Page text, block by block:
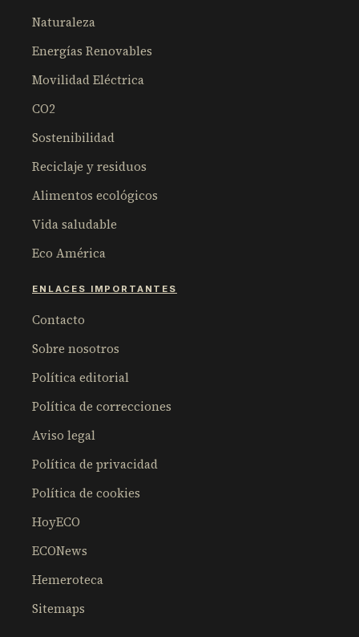
Naturaleza
Energías Renovables
Movilidad Eléctrica
CO2
Sostenibilidad
Reciclaje y residuos
Alimentos ecológicos
Vida saludable
Eco América
ENLACES IMPORTANTES
Contacto
Sobre nosotros
Política editorial
Política de correcciones
Aviso legal
Política de privacidad
Política de cookies
HoyECO
ECONews
Hemeroteca
Sitemaps